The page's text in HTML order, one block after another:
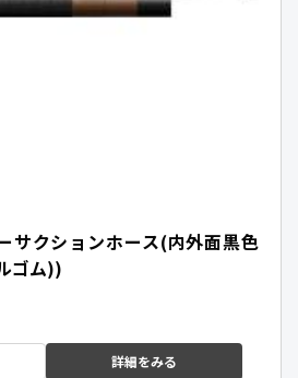
サクションホース(内外面黒色
ゴム))
詳細をみる